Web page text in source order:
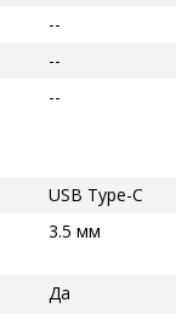
--
--
--
USB Type-C
3.5 мм
Да